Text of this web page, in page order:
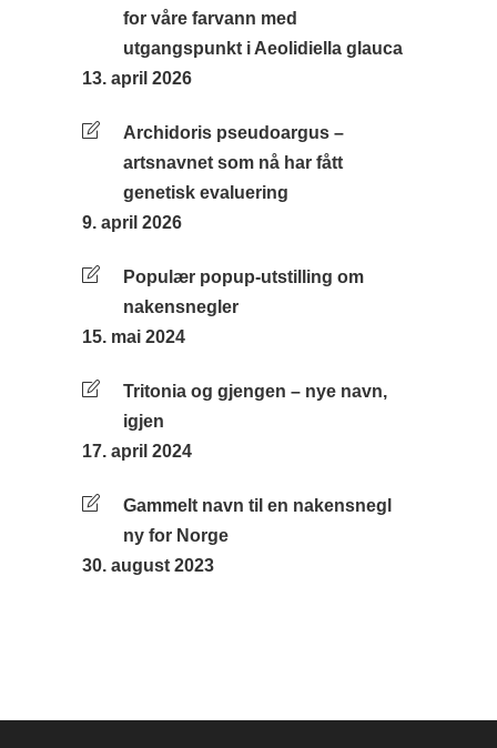
for våre farvann med
utgangspunkt i Aeolidiella glauca
13. april 2026
Archidoris pseudoargus –
artsnavnet som nå har fått
genetisk evaluering
9. april 2026
Populær popup-utstilling om
nakensnegler
15. mai 2024
Tritonia og gjengen – nye navn,
igjen
17. april 2024
Gammelt navn til en nakensnegl
ny for Norge
30. august 2023